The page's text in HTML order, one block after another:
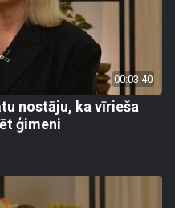
00:03:40
nostāju, ka vīrieša
ģimeni